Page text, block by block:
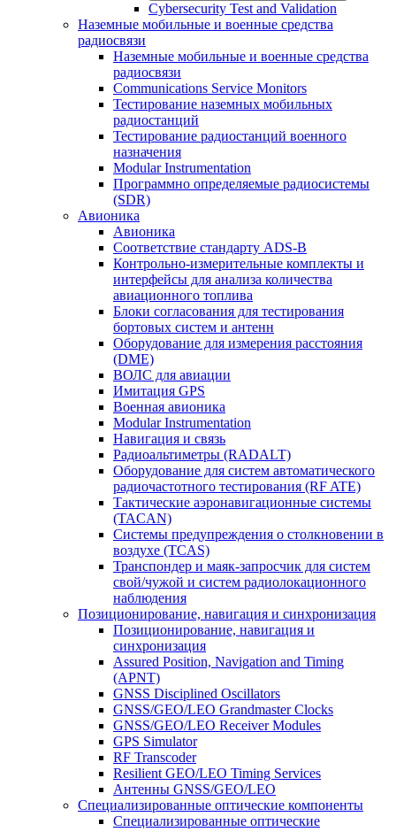
Cybersecurity Test and Validation
Наземные мобильные и военные средства
радиосвязи
Наземные мобильные и военные средства
радиосвязи
Communications Service Monitors
Тестирование наземных мобильных
радиостанций
Тестирование радиостанций военного
назначения
Modular Instrumentation
Программно определяемые радиосистемы
(SDR)
Авионика
Авионика
Соответствие стандарту ADS-B
Контрольно-измерительные комплекты и
интерфейсы для анализа количества
авиационного топлива
Блоки согласования для тестирования
бортовых систем и антенн
Оборудование для измерения расстояния
(DME)
ВОЛС для авиации
Имитация GPS
Военная авионика
Modular Instrumentation
Навигация и связь
Радиоальтиметры (RADALT)
Оборудование для систем автоматического
радиочастотного тестирования (RF ATE)
Тактические аэронавигационные системы
(TACAN)
Системы предупреждения о столкновении в
воздухе (TCAS)
Транспондер и маяк-запросчик для систем
свой/чужой и систем радиолокационного
наблюдения
Позиционирование, навигация и синхронизация
Позиционирование, навигация и
синхронизация
Assured Position, Navigation and Timing
(APNT)
GNSS Disciplined Oscillators
GNSS/GEO/LEO Grandmaster Clocks
GNSS/GEO/LEO Receiver Modules
GPS Simulator
RF Transcoder
Resilient GEO/LEO Timing Services
Антенны GNSS/GEO/LEO
Специализированные оптические компоненты
Специализированные оптические